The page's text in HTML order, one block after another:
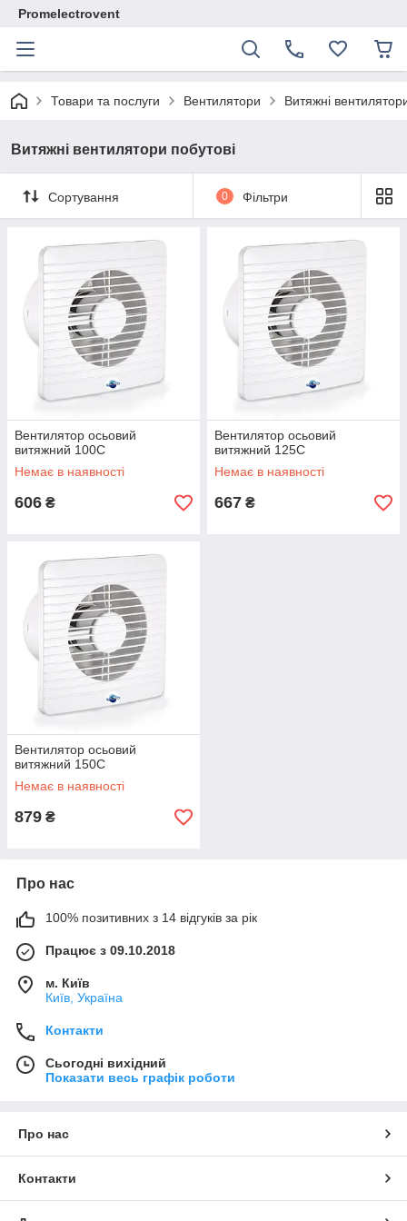
Promelectrovent
Товари та послуги Вентилятори Витяжні
Витяжні вентилятори побутові
Сортування 0 Фільтри
Вентилятор осьовий
витяжний 100С
Немає в наявності
606 ₴
Вентилятор осьовий
витяжний 125С
Немає в наявності
667 ₴
Вентилятор осьовий
витяжний 150С
Немає в наявності
879 ₴
Про нас
100% позитивних з 14 відгуків за рік
Працює з 09.10.2018
м. Київ
Київ, Україна
Контакти
Сьогодні вихідний
Показати весь графік роботи
Про нас
Контакти